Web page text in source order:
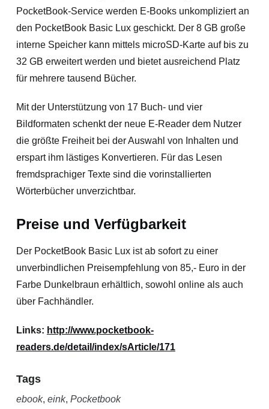
PocketBook-Service werden E-Books unkompliziert an
den PocketBook Basic Lux geschickt. Der 8 GB große
interne Speicher kann mittels microSD-Karte auf bis zu
32 GB erweitert werden und bietet ausreichend Platz
für mehrere tausend Bücher.
Mit der Unterstützung von 17 Buch- und vier
Bildformaten schenkt der neue E-Reader dem Nutzer
die größte Freiheit bei der Auswahl von Inhalten und
erspart ihm lästiges Konvertieren. Für das Lesen
fremdsprachiger Texte sind die vorinstallierten
Wörterbücher unverzichtbar.
Preise und Verfügbarkeit
Der PocketBook Basic Lux ist ab sofort zu einer
unverbindlichen Preisempfehlung von 85,- Euro in der
Farbe Dunkelbraun erhältlich, sowohl online als auch
über Fachhändler.
Links: http://www.pocketbook-
readers.de/detail/index/sArticle/171
Tags
ebook, eink, Pocketbook